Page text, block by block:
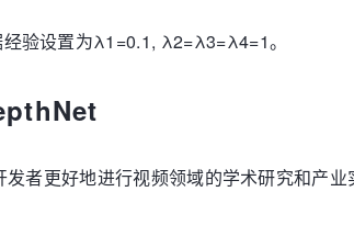
验设置为λ1=0.1, λ2=λ3=λ4=1。
者更好地进行视频领域的学术研究和产业